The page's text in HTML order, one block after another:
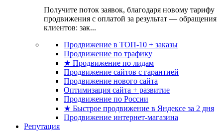
Получите поток заявок, благодаря новому тарифу
продвижения с оплатой за результат — обращения
клиентов: зак...
Продвижение в ТОП-10 + заказы
Продвижение по трафику
★ Продвижение по лидам
Продвижение сайтов с гарантией
Продвижение нового сайта
Оптимизация сайта + развитие
Продвижение по России
★ Быстрое продвижение в Яндексе за 2 дня
Продвижение интернет-магазина
Репутация